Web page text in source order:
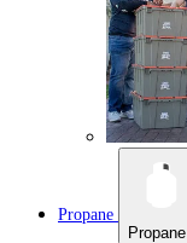
Propane
Propane